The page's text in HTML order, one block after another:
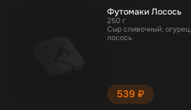
Футомаки Лосось
250 г
Сыр сливочный,
лосось
539 ₽